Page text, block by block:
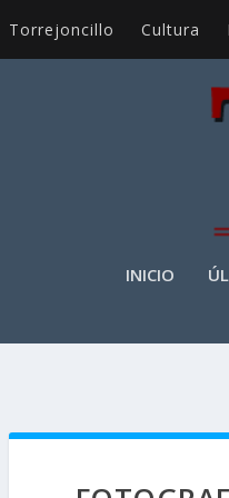
Torrejoncillo Cultura
INICIO